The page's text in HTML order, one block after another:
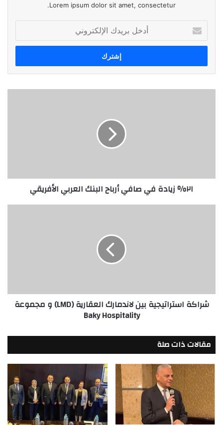
Lorem ipsum dolor sit amet, consectetur.
بريدك
الإلكتروني
٢١٪؜ زيادة في صافي أرباح البنك العربي الأفريقي
Baky
Hospitality
شراكة استراتيجية بين لاندمارك العقارية (LMD) و مجموعة
Baky Hospitality
مقالات ذات صلة